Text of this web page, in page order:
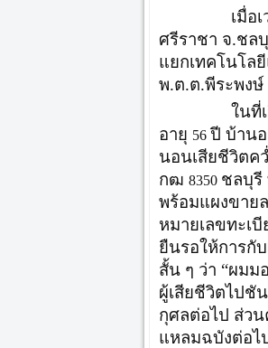
เมื่อเวล
ศรีราชา จ.ชล
แยกเทคโนโล
พ.ต.ต.พีระพง
ในที่เกิดเห
อายุ 56 ปี บ้าน
นอนเสียชีวิตค
กฒ 8350 ชลบุรี
พร้อมแผงขาย
หมายเลขทะเ
ยืนรอให้การกั
สั้น ๆ ว่า “ผมม
ผู้เสียชีวิตไปชั
กุศลต่อไป ส่ว
แหลมฉบังต่อไ